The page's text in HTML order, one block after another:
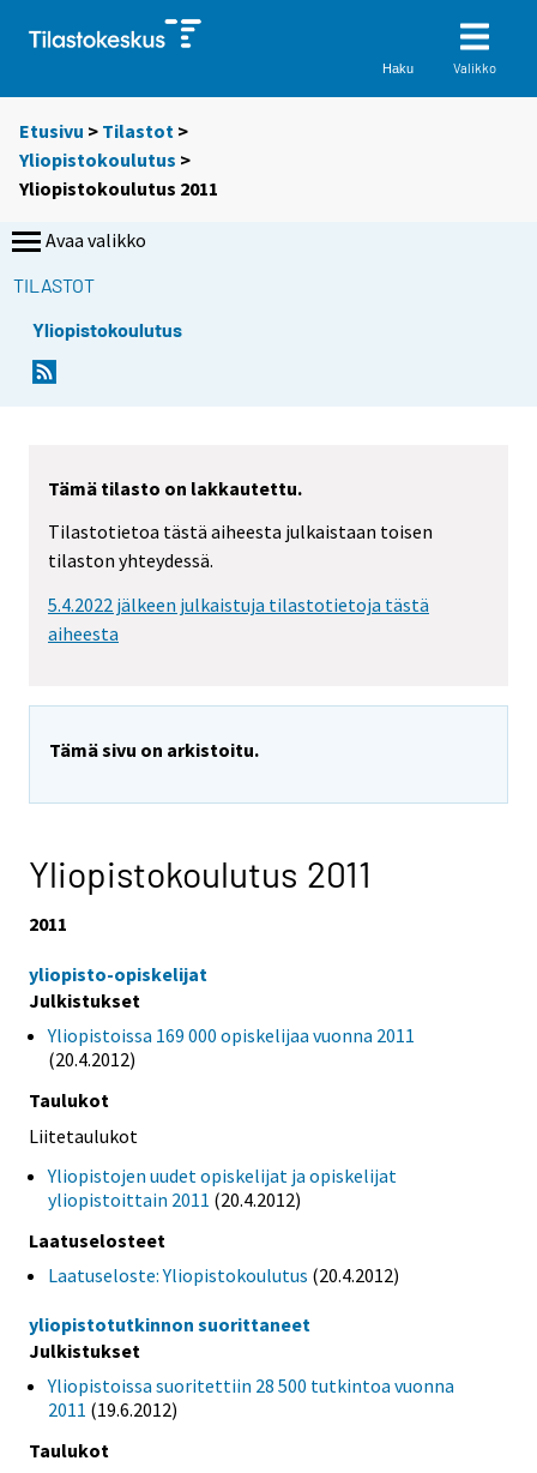
Haku Valikko
Etusivu > Tilastot >
Yliopistokoulutus >
Yliopistokoulutus 2011
Avaa valikko
TILASTOT
Yliopistokoulutus
Tämä tilasto on lakkautettu.
Tilastotietoa tästä aiheesta julkaistaan toisen
tilaston yhteydessä.
5.4.2022 jälkeen julkaistuja tilastotietoja tästä
aiheesta
Tämä sivu on arkistoitu.
Yliopistokoulutus 2011
2011
yliopisto-opiskelijat
Julkistukset
Yliopistoissa 169 000 opiskelijaa vuonna 2011
(20.4.2012)
Taulukot
Liitetaulukot
Yliopistojen uudet opiskelijat ja opiskelijat
yliopistoittain 2011 (20.4.2012)
Laatuselosteet
Laatuseloste: Yliopistokoulutus (20.4.2012)
yliopistotutkinnon suorittaneet
Julkistukset
Yliopistoissa suoritettiin 28 500 tutkintoa vuonna
2011 (19.6.2012)
Taulukot